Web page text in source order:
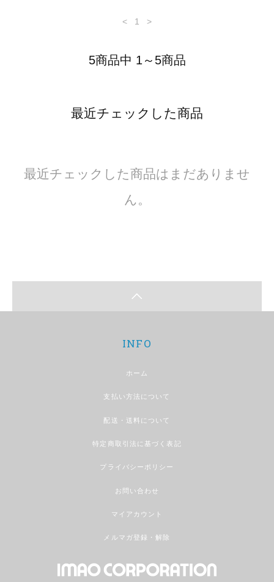
< 1 >
5商品中 1～5商品
最近チェックした商品
最近チェックした商品はまだありませ
ん。
INFO
ホーム
支払い方法について
配送・送料について
特定商取引法に基づく表記
プライバシーポリシー
お問い合わせ
マイアカウント
メルマガ登録・解除